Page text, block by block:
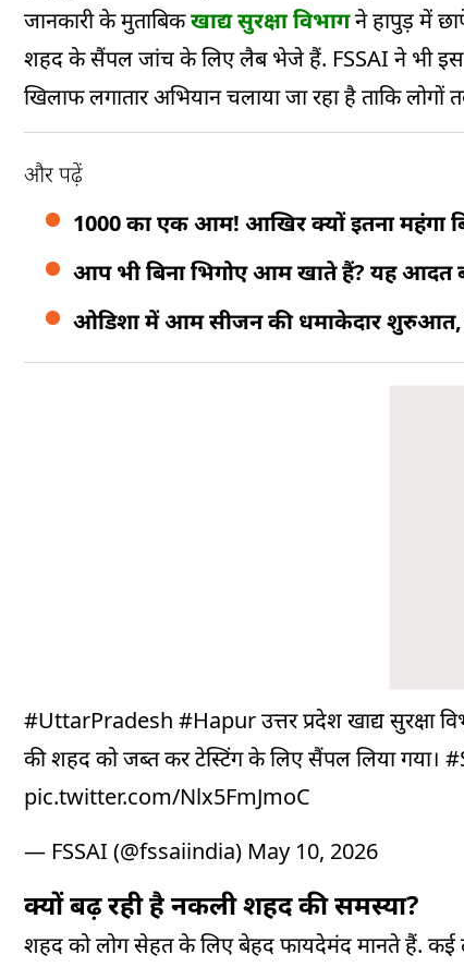
जानकारी के मुताबिकखाद्य सुरक्षा विभागने हापुड़ में
शहद के सैंपल जांच के लिए लैब भेजे हैं. FSSAI ने भी इस
खिलाफ लगातार अभियान चलाया जा रहा है ताकि लोगों
और पढ़ें
1000 का एक आम! आखिर क्यों इतना महंगा
आप भी बिना भिगोए आम खाते हैं? यह आदत
ओडिशा में आम सीजन की धमाकेदार शुरुआत,
#UttarPradesh #Hapurउत्तर प्रदेश खाद्य
की शहद को जब्त कर टेस्टिंग के लिए सैंपल लिया गया।
pic.twitter.com/Nlx5FmJmoC
— FSSAI (@fssaiindia) May 10, 2026
क्यों बढ़ रही है नकली शहद की समस्या?
शहद को लोग सेहत के लिए बेहद फायदेमंद मानते हैं.